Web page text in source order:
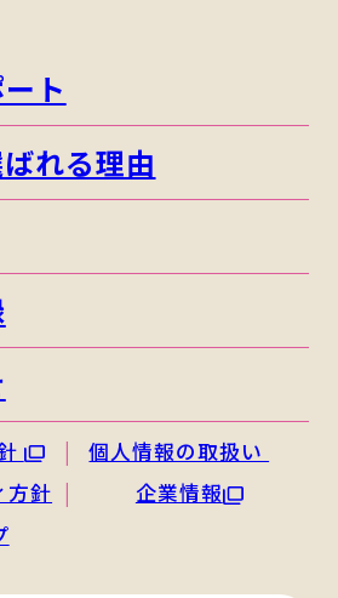
ト
れる理由
個人情報の取扱い
方針
企業情報